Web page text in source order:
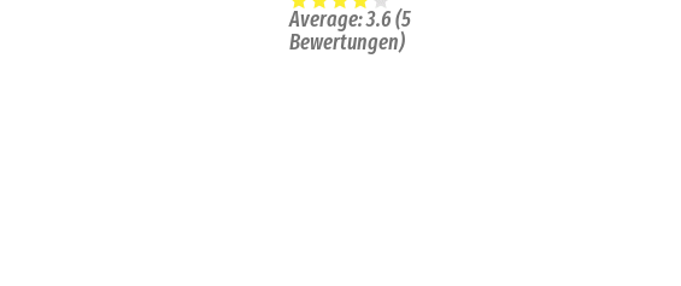
Average:3.6(5
Bewertungen)